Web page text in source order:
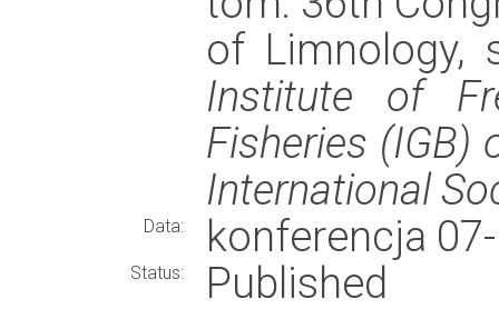
of Limnology,
Institute of
Fisheries (IGB)
International
Data: konferencja
Status:
Published